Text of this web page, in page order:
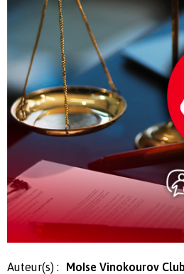
Auteur(s) :
MoIse Vinokourov